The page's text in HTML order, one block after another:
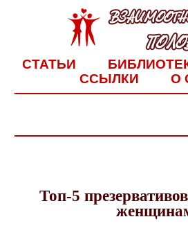
СТАТЬИ
ССЫЛКИ
О
Топ-5